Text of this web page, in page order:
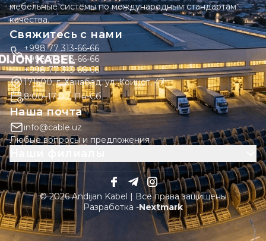
мебельные системы по международным стандартам
качества.
Свяжитесь с нами
+998 77 313-66-66
+998 77 313-66-66
+998 77 313-66-66
171500, г. Ханабад, ул. Коинот, 47
8:00–17:00, Пн-Сб
Наша почта
info@cable.uz
Любые вопросы и предложения
© 2026 Andijan Kabel | Все права защищены
Разработка -Nextmark